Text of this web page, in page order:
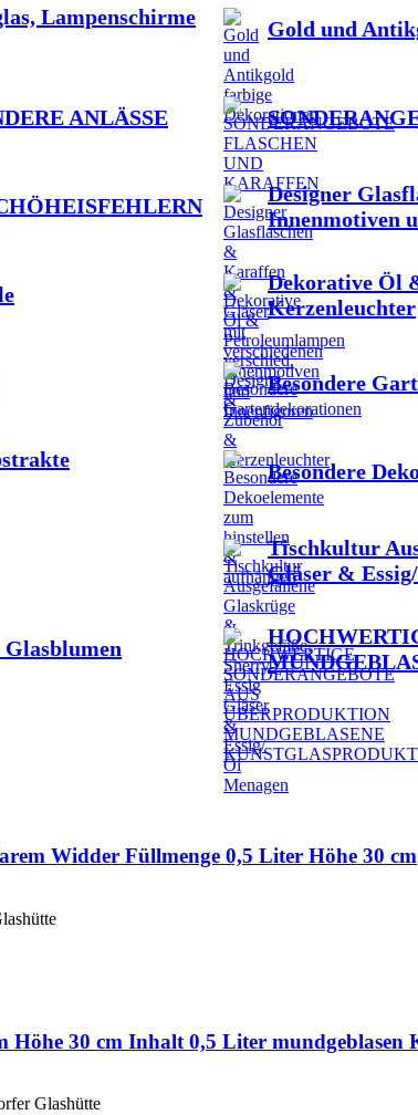
Lampenschirme
Gold und
ANLÄSSE
Designer
Innenmotiven
Dekorative Öl
Kerzenleuchter
Besondere
Besondere
Tischkultur
Gläser &
Widder Füllmenge 0,5 Liter Höhe 30 cm
Höhe 30 cm Inhalt 0,5 Liter mundgeblasen
Glashütte